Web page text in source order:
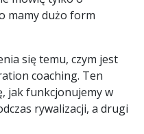
mamy dużo form
się temu, czym jest
coaching. Ten
jak funkcjonujemy w
rywalizacji, a drugi